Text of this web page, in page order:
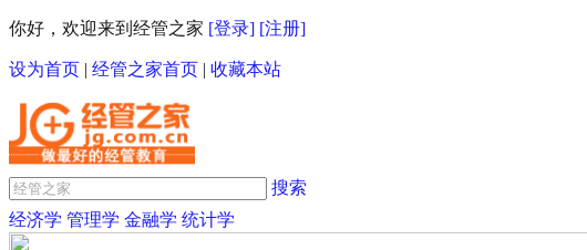
你好，欢迎来到经管之家 [登录] [注册]
设为首页 | 经管之家首页 | 收藏本站
搜索
经济学 管理学 金融学 统计学